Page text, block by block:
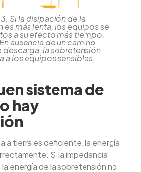
Si la disipación de la
es más lenta, los equipos se
a su efecto más tiempo.
ausencia de un camino
la sobretensión
a los equipos sensibles.
sistema de
hay
a tierra es deficiente, la energía
Si la impedancia
energía de la sobretensión no